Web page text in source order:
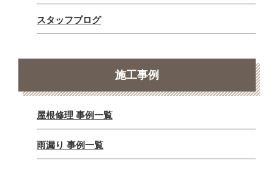
スタッフブログ
施工事例
屋根修理 事例一覧
雨漏り 事例一覧